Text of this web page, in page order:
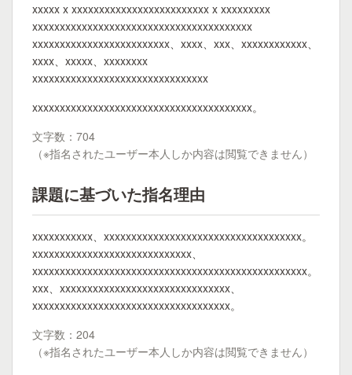
xxxxx x xxxxxxxxxxxxxxxxxxxxxxxxx x xxxxxxxxx
xxxxxxxxxxxxxxxxxxxxxxxxxxxxxxxxxxxxxxxx
xxxxxxxxxxxxxxxxxxxxxxxxx、xxxx、xxx、xxxxxxxxxxxx、
xxxx、xxxxx、xxxxxxxx
xxxxxxxxxxxxxxxxxxxxxxxxxxxxxxxx
xxxxxxxxxxxxxxxxxxxxxxxxxxxxxxxxxxxxxxxx。
文字数：704
（※指名されたユーザー本人しか内容は閲覧できません）
課題に基づいた指名理由
xxxxxxxxxxx、xxxxxxxxxxxxxxxxxxxxxxxxxxxxxxxxxxxx。
xxxxxxxxxxxxxxxxxxxxxxxxxxxxx、
xxxxxxxxxxxxxxxxxxxxxxxxxxxxxxxxxxxxxxxxxxxxxxxxxx。
xxx、xxxxxxxxxxxxxxxxxxxxxxxxxxxxxxx、
xxxxxxxxxxxxxxxxxxxxxxxxxxxxxxxxxxxx。
文字数：204
（※指名されたユーザー本人しか内容は閲覧できません）